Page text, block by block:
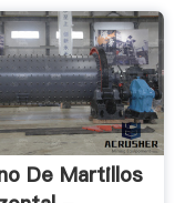
De Martillos